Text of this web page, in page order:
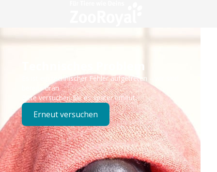
Technisches Problem
Es ist ein technischer Fehler aufgetreten – wir sind
bereits dran.
Bitte versuchen Sie es später erneut.
Erneut versuchen